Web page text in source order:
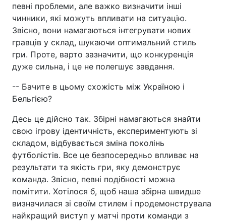
певні проблеми, але важко визначити інші
чинники, які можуть впливати на ситуацію.
Звісно, вони намагаються інтегрувати нових
гравців у склад, шукаючи оптимальний стиль
гри. Проте, варто зазначити, що конкуренція
дуже сильна, і це не полегшує завдання.
-- Бачите в цьому схожість між Україною і
Бельгією?
Десь це дійсно так. Збірні намагаються знайти
свою ігрову ідентичність, експериментують зі
складом, відбувається зміна поколінь
футболістів. Все це безпосередньо впливає на
результати та якість гри, яку демонструє
команда. Звісно, певні подібності можна
помітити. Хотілося б, щоб наша збірна швидше
визначилася зі своїм стилем і продемонструвала
найкращий виступ у матчі проти команди з